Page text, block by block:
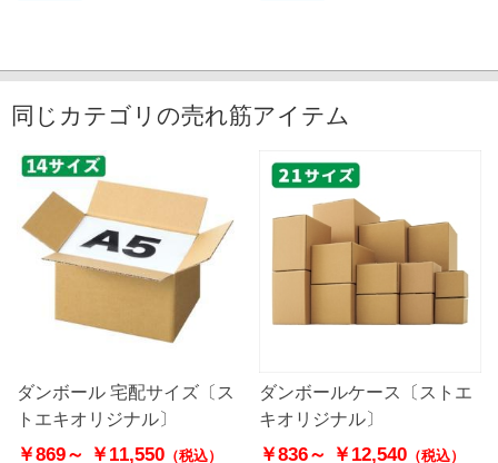
同じカテゴリの売れ筋アイテム
ダンボール 宅配サイズ〔ス
トエキオリジナル〕
￥869～ ￥11,550 （税込）
ダンボールケース〔ストエ
キオリジナル〕
￥836～ ￥12,540（税込）